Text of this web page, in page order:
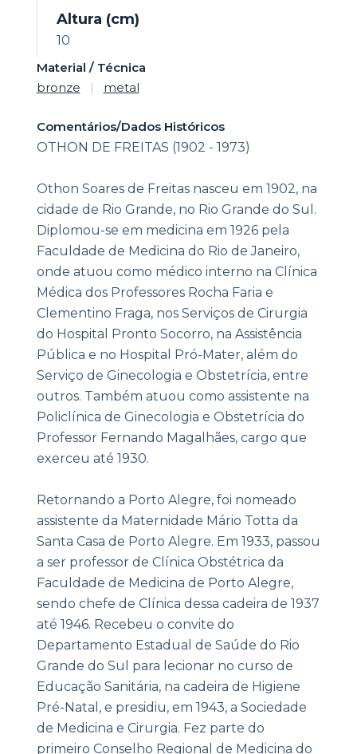
Altura (cm)
10
Material / Técnica
bronze
| metal
Comentários/Dados Históricos
OTHON DE FREITAS (1902 - 1973)
Othon Soares de Freitas nasceu em 1902, na
cidade de Rio Grande, no Rio Grande do Sul.
Diplomou-se em medicina em 1926 pela
Faculdade de Medicina do Rio de Janeiro,
onde atuou como médico interno na Clínica
Médica dos Professores Rocha Faria e
Clementino Fraga, nos Serviços de Cirurgia
do Hospital Pronto Socorro, na Assistência
Pública e no Hospital Pró-Mater, além do
Serviço de Ginecologia e Obstetrícia, entre
outros. Também atuou como assistente na
Policlínica de Ginecologia e Obstetrícia do
Professor Fernando Magalhães, cargo que
exerceu até 1930.
Retornando a Porto Alegre, foi nomeado
assistente da Maternidade Mário Totta da
Santa Casa de Porto Alegre. Em 1933, passou
a ser professor de Clínica Obstétrica da
Faculdade de Medicina de Porto Alegre,
sendo chefe de Clínica dessa cadeira de 1937
até 1946. Recebeu o convite do
Departamento Estadual de Saúde do Rio
Grande do Sul para lecionar no curso de
Educação Sanitária, na cadeira de Higiene
Pré-Natal, e presidiu, em 1943, a Sociedade
de Medicina e Cirurgia. Fez parte do
primeiro Conselho Regional de Medicina do